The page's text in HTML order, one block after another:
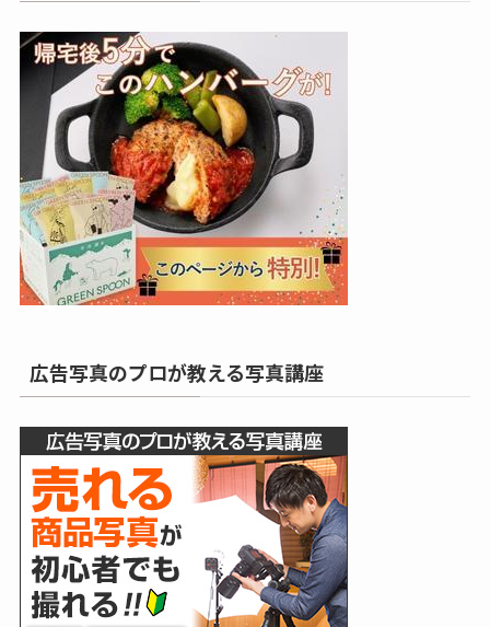
広告写真のプロが教える写真講座